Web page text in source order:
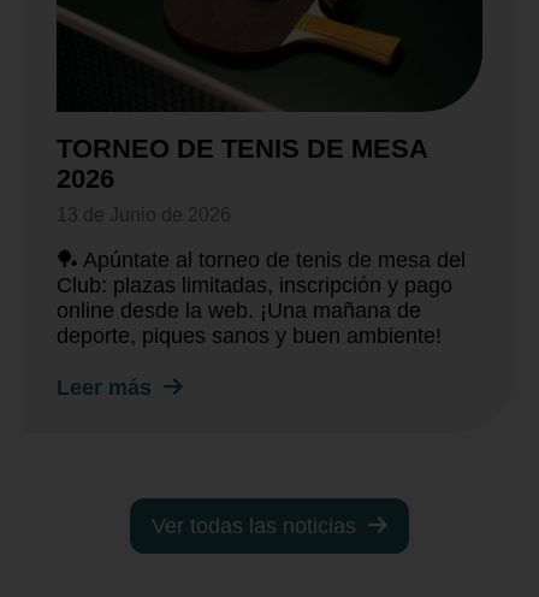
TORNEO DE TENIS DE MESA
2026
13 de Junio de 2026
🏓 Apúntate al torneo de tenis de mesa del
Club: plazas limitadas, inscripción y pago
online desde la web. ¡Una mañana de
deporte, piques sanos y buen ambiente!
Leer más
Ver todas las noticias